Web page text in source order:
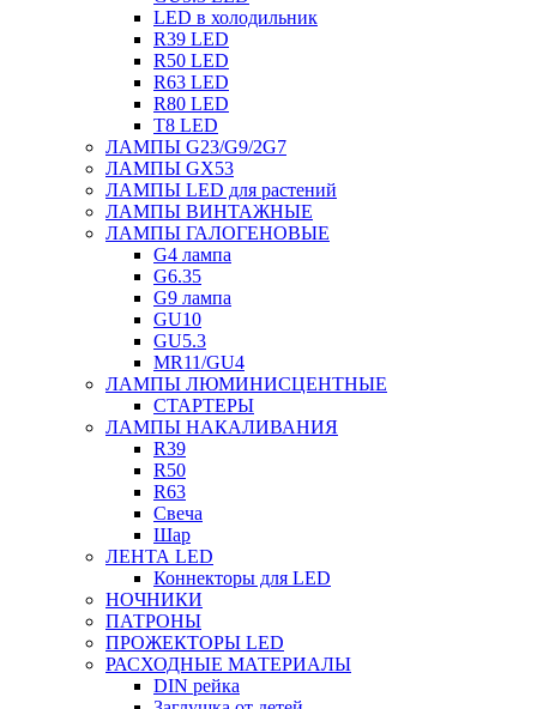
LED в холодильник
R39 LED
R50 LED
R63 LED
R80 LED
T8 LED
ЛАМПЫ G23/G9/2G7
ЛАМПЫ GX53
ЛАМПЫ LED для растений
ЛАМПЫ ВИНТАЖНЫЕ
ЛАМПЫ ГАЛОГЕНОВЫЕ
G4 лампа
G6.35
G9 лампа
GU10
GU5.3
MR11/GU4
ЛАМПЫ ЛЮМИНИСЦЕНТНЫЕ
СТАРТЕРЫ
ЛАМПЫ НАКАЛИВАНИЯ
R39
R50
R63
Свеча
Шар
ЛЕНТА LED
Коннекторы для LED
НОЧНИКИ
ПАТРОНЫ
ПРОЖЕКТОРЫ LED
РАСХОДНЫЕ МАТЕРИАЛЫ
DIN рейка